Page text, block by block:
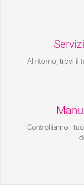
Al ritorno, trovi il
Controlliamo i